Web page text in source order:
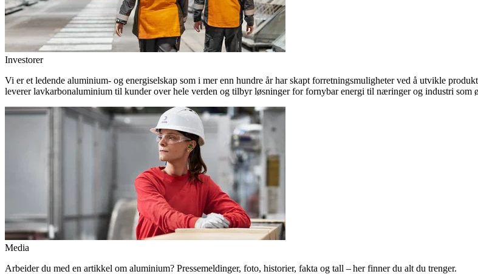
Investorer
Vi er et ledende aluminium- og energiselskap som i mer enn hundre år har skapt forretningsmuligheter ved å utvikle
leverer lavkarbonaluminium til kunder over hele verden og tilbyr løsninger for fornybar energi til næringer og industri som
Media
Arbeider du med en artikkel om aluminium? Pressemeldinger, foto, historier, fakta og tall – her finner du alt du trenger.